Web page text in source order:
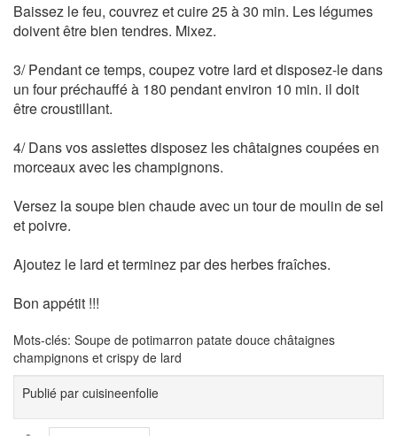
Baissez le feu, couvrez et cuire 25 à 30 min. Les légumes
doivent être bien tendres. Mixez.
3/ Pendant ce temps, coupez votre lard et disposez-le dans
un four préchauffé à 180 pendant environ 10 min. il doit
être croustillant.
4/ Dans vos assiettes disposez les châtaignes coupées en
morceaux avec les champignons.
Versez la soupe bien chaude avec un tour de moulin de sel
et poivre.
Ajoutez le lard et terminez par des herbes fraîches.
Bon appétit !!!
Mots-clés: Soupe de potimarron patate douce châtaignes
champignons et crispy de lard
Publié par cuisineenfolie